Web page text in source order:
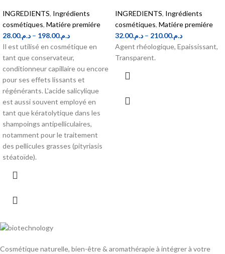
INGREDIENTS, Ingrédients
cosmétiques, Matiére premiére
د.م.28.00 – د.م.198.00
Il est utilisé en cosmétique en
tant que conservateur,
conditionneur capillaire ou encore
pour ses effets lissants et
régénérants. L'acide salicylique
est aussi souvent employé en
tant que kératolytique dans les
shampoings antipelliculaires,
notamment pour le traitement
des pellicules grasses (pityriasis
stéatoïde).
INGREDIENTS, Ingrédients
cosmétiques, Matiére premiére
د.م.32.00 – د.م.210.00
Agent rhéologique, Epaississant,
Transparent.
Cosmétique naturelle, bien-être & aromathérapie à intégrer à votre